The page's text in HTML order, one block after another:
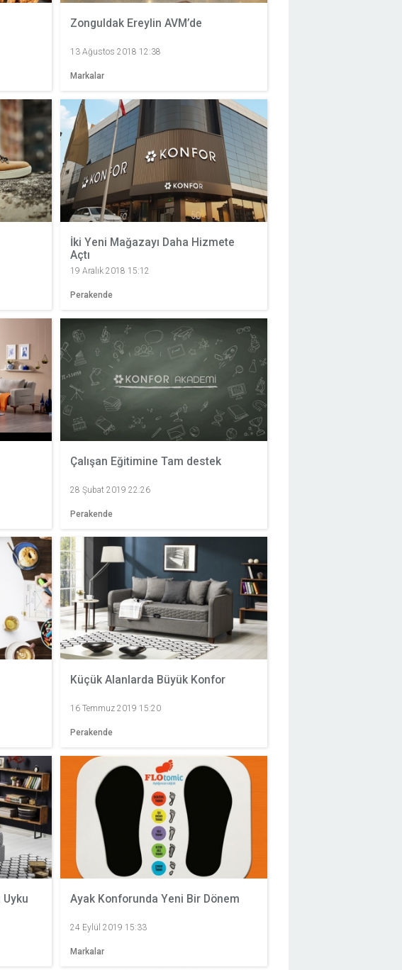
Zonguldak Ereylin AVM’de
13 Ağustos 2018 12:38
Markalar
İki Yeni Mağazayı Daha Hizmete
Açtı
19 Aralık 2018 15:12
Perakende
Çalışan Eğitimine Tam destek
28 Şubat 2019 22:26
Perakende
Küçük Alanlarda Büyük Konfor
16 Temmuz 2019 15:20
Perakende
Uyku Ayak Konforunda Yeni Bir Dönem
24 Eylül 2019 15:33
Markalar